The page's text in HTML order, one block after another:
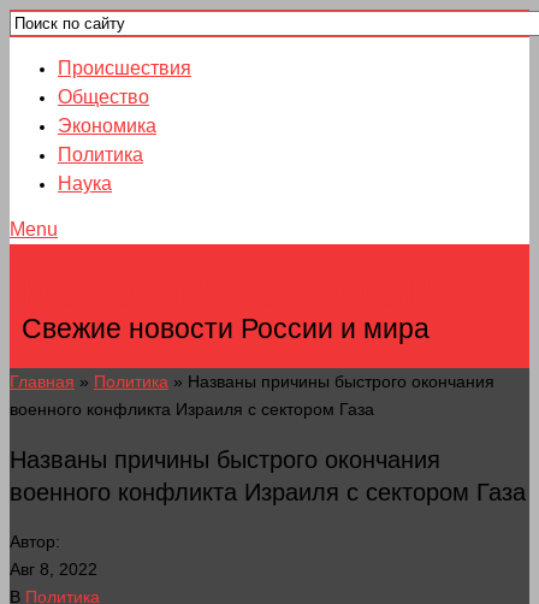
Происшествия
Общество
Экономика
Политика
Наука
Menu
Свежие новости России и мира
Главная » Политика » Названы причины быстрого окончания
военного конфликта Израиля с сектором Газа
Названы причины быстрого окончания
военного конфликта Израиля с сектором Газа
Автор:
Авг 8, 2022
В Политика